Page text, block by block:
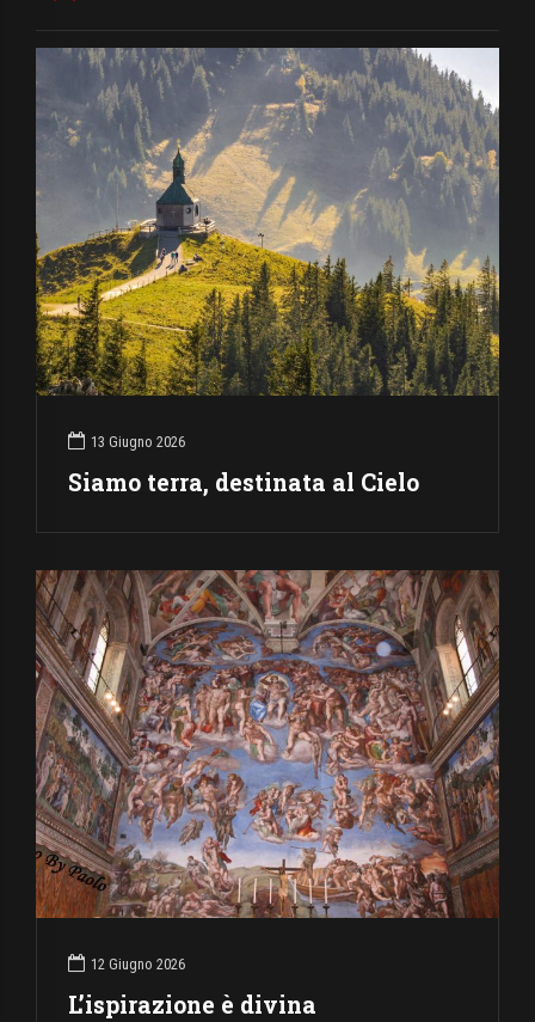
13 Giugno 2026
Siamo terra, destinata al Cielo
12 Giugno 2026
L’ispirazione è divina